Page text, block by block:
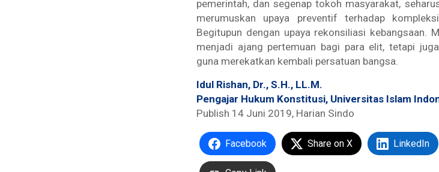
pemerintah, dan segenap tokoh masyarakat,
merumuskan upaya preventif terhadap
Begitupun dengan upaya rekonsiliasi kebangsaan.
menjadi ajang pertemuan bagi para elit, tetapi
guna merekatkan kembali persatuan bangsa.
Idul Rishan, Dr., S.H., LL.M.
Pengajar Hukum Konstitusi, Universitas Islam
Publish 14 Juni 2019, Harian Sindo
Facebook Share on X LinkedIn